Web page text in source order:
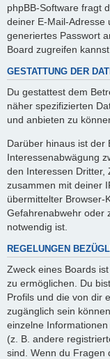
phpBB-Software fragt
deiner E-Mail-Adresse
generiertes Passwort
Board zugreifen kannst.
GESTATTUNG DER
Du gestattest dem
näher spezifizierten
und anbieten zu
Darüber hinaus ist der
Interessenabwägung
den Interessen Dritter,
zusammen mit deiner
übermittelter Browser-
Gefahrenabwehr oder
notwendig ist.
REGELUNGEN
Zweck eines Boards
zu ermöglichen. Du
Profils und die von dir
zugänglich sein
einzelne
(z. B. andere
sind. Wenn du Fragen